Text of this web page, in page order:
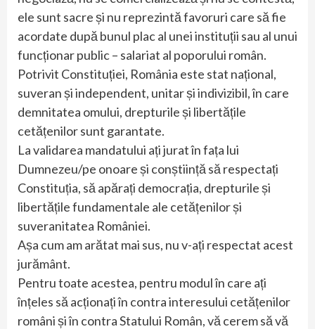
ele sunt sacre și nu reprezintă favoruri care să fie
acordate după bunul plac al unei instituții sau al unui
funcționar public – salariat al poporului român.
Potrivit Constituției, România este stat național,
suveran și independent, unitar și indivizibil, în care
demnitatea omului, drepturile și libertățile
cetățenilor sunt garantate.
La validarea mandatului ați jurat în fața lui
Dumnezeu/pe onoare și conștiință să respectați
Constituția, să apărați democrația, drepturile și
libertățile fundamentale ale cetățenilor și
suveranitatea României.
Așa cum am arătat mai sus, nu v-ați respectat acest
jurământ.
Pentru toate acestea, pentru modul în care ați
înțeles să acționați în contra interesului cetățenilor
români și în contra Statului Român, vă cerem să vă